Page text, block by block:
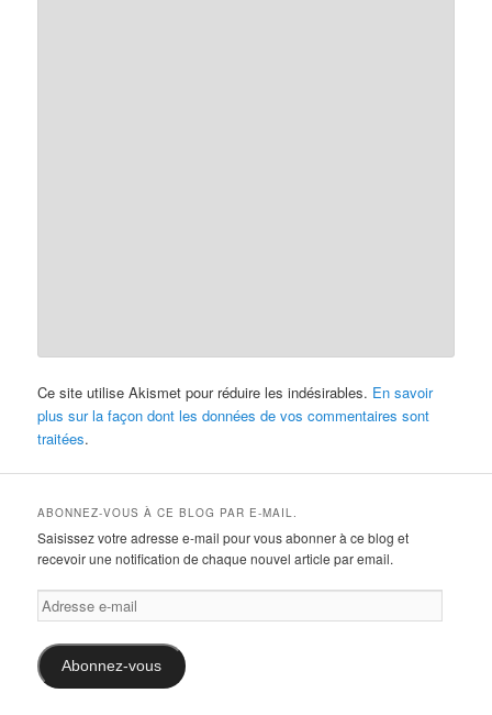
Ce site utilise Akismet pour réduire les indésirables. En savoir
plus sur la façon dont les données de vos commentaires sont
traitées.
ABONNEZ-VOUS À CE BLOG PAR E-MAIL.
Saisissez votre adresse e-mail pour vous abonner à ce blog et
recevoir une notification de chaque nouvel article par email.
Adresse
e-
mail
Abonnez-vous